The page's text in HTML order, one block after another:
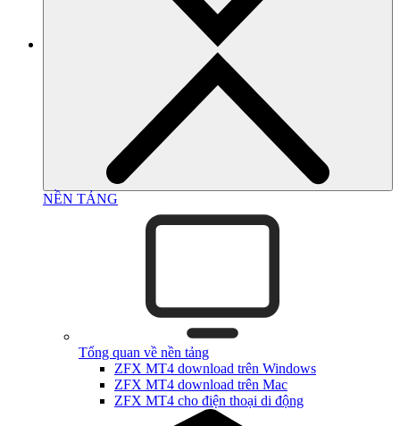
NỀN TẢNG
Tổng quan về nền tảng
ZFX MT4 download trên Windows
ZFX MT4 download trên Mac
ZFX MT4 cho điện thoại di động